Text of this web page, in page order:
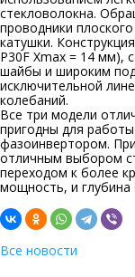
стекловолокна.
проводники
катушки.
P30F Xmax = 14 мм),
шайбы и широким
исключительной
колебаний.
Все три модели
пригодны для работы
фазоинвертором.
отличным выбором
переходом к более
мощность, и глубина
Все новости